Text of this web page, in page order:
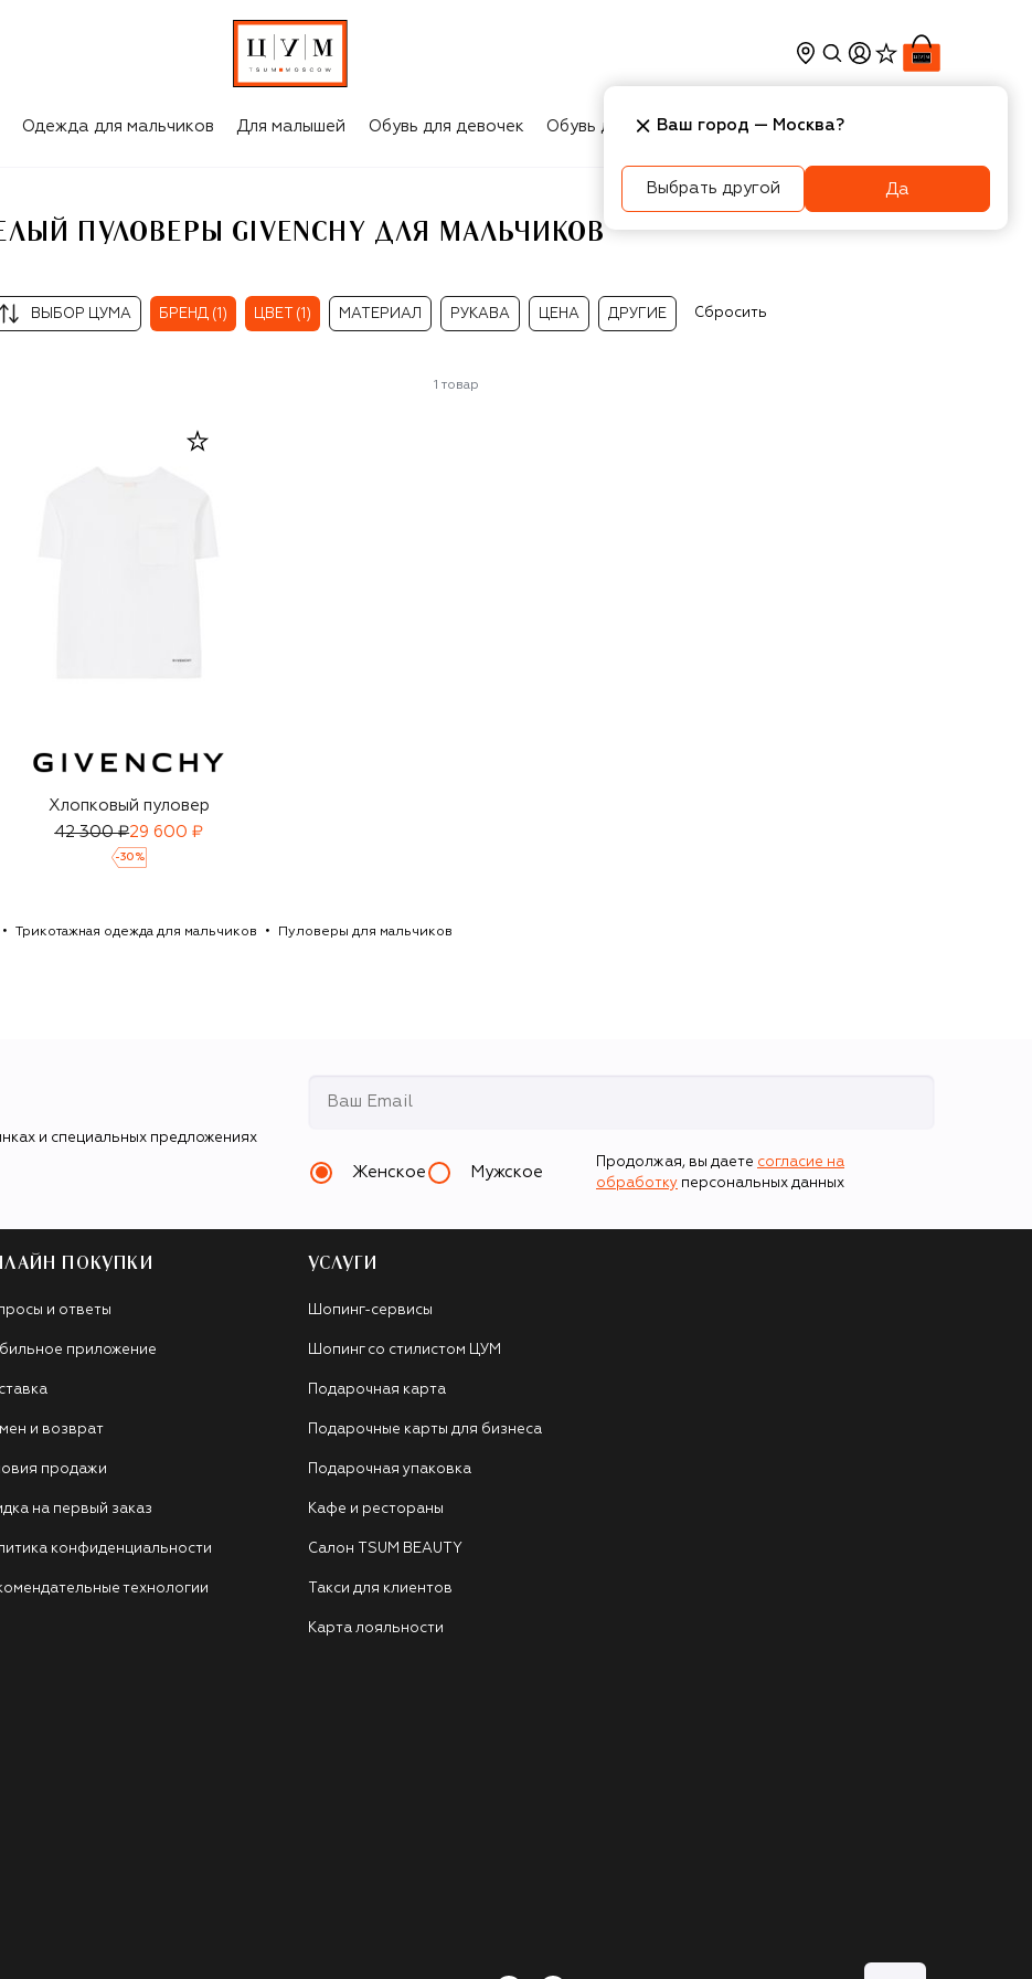
МАЛЬЧИКОВ
Одежда для мальчиков Для малышей Обувь для девочек Обувь для мальчиков Игрушки Аксесcуары
ПУЛОВЕРЫ GIVENCHY ДЛЯ МАЛЬЧИКОВ
ВЫБОР ЦУМА БРЕНД (1) ЦВЕТ (1) МАТЕРИАЛ РУКАВА ЦЕНА ДРУГИЕ Сбросить
1 товар
Хлопковый пуловер
42 300 ₽29 600 ₽
-30 %
Трикотажная одежда для мальчиков Пуловеры для мальчиков
и специальных предложениях
Женское Мужское
Продолжая, вы даете согласие на
обработку персональных данных
ПОКУПКИ
и ответы
приложение
и возврат
продажи
на первый заказ
конфиденциальности
технологии
УСЛУГИ
Шопинг-сервисы
Шопинг со стилистом ЦУМ
Подарочная карта
Подарочные карты для бизнеса
Подарочная упаковка
Кафе и рестораны
Салон TSUM BEAUTY
Такси для клиентов
Карта лояльности
Ваш город — Москва?
Выбрать другой Да